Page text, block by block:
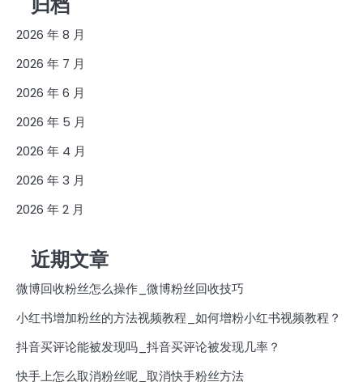
归档
2026 年 8 月
2026 年 7 月
2026 年 6 月
2026 年 5 月
2026 年 4 月
2026 年 3 月
2026 年 2 月
近期文章
微博回收粉丝怎么操作_微博粉丝回收技巧
小红书增加粉丝的方法视频教程_如何增粉小红书视频教程？
抖音买评论能被发现吗_抖音买评论被发现几率？
快手上怎么取消粉丝呢_取消快手粉丝方法